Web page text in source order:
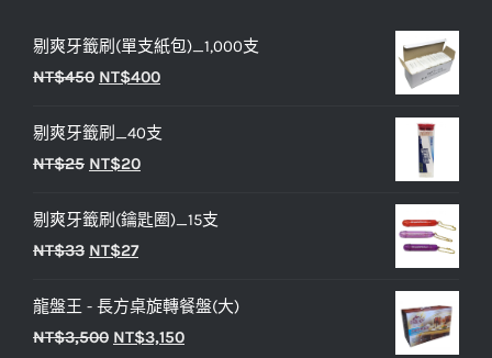
剔爽牙籤刷(單支紙包)_1,000支
NT$450 原
價
格：
NT$400目
價
剔爽牙籤刷_40支
NT$25 原
價
格：
NT$20目
價
剔爽牙籤刷(鑰匙圈)_15支
NT$33 原
價
格：
NT$27目
價
格：
龍盤王 - 長方桌旋轉餐盤(大)
NT$3,500 原
NT$3,150目